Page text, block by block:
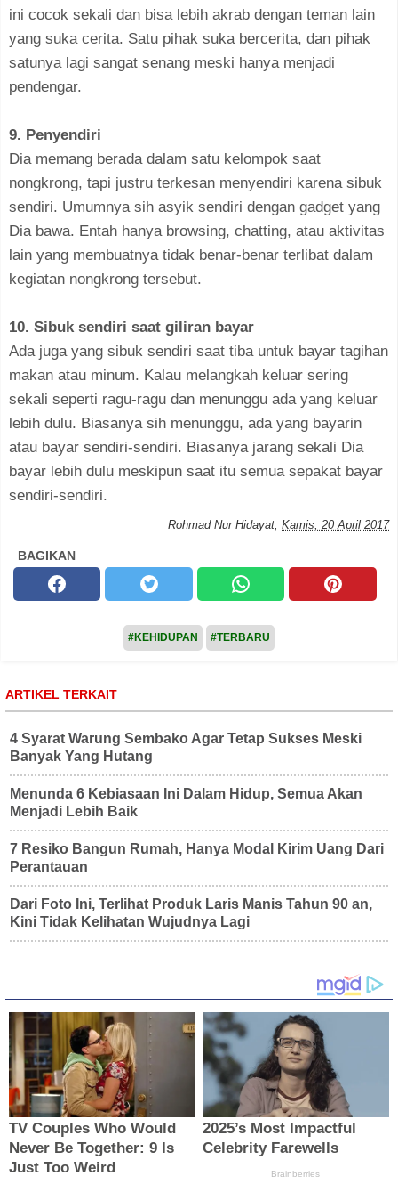
ini cocok sekali dan bisa lebih akrab dengan teman lain
yang suka cerita. Satu pihak suka bercerita, dan pihak
satunya lagi sangat senang meski hanya menjadi
pendengar.
9. Penyendiri
Dia memang berada dalam satu kelompok saat
nongkrong, tapi justru terkesan menyendiri karena sibuk
sendiri. Umumnya sih asyik sendiri dengan gadget yang
Dia bawa. Entah hanya browsing, chatting, atau aktivitas
lain yang membuatnya tidak benar-benar terlibat dalam
kegiatan nongkrong tersebut.
10. Sibuk sendiri saat giliran bayar
Ada juga yang sibuk sendiri saat tiba untuk bayar tagihan
makan atau minum. Kalau melangkah keluar sering
sekali seperti ragu-ragu dan menunggu ada yang keluar
lebih dulu. Biasanya sih menunggu, ada yang bayarin
atau bayar sendiri-sendiri. Biasanya jarang sekali Dia
bayar lebih dulu meskipun saat itu semua sepakat bayar
sendiri-sendiri.
Rohmad Nur Hidayat, Kamis, 20 April 2017
BAGIKAN
#KEHIDUPAN #TERBARU
ARTIKEL TERKAIT
4 Syarat Warung Sembako Agar Tetap Sukses Meski
Banyak Yang Hutang
Menunda 6 Kebiasaan Ini Dalam Hidup, Semua Akan
Menjadi Lebih Baik
7 Resiko Bangun Rumah, Hanya Modal Kirim Uang Dari
Perantauan
Dari Foto Ini, Terlihat Produk Laris Manis Tahun 90 an,
Kini Tidak Kelihatan Wujudnya Lagi